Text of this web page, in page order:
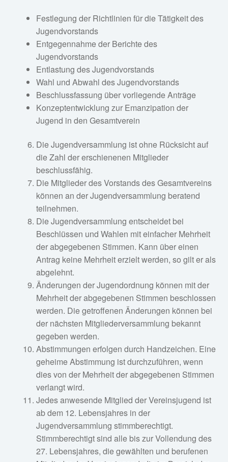
Festlegung der Richtlinien für die Tätigkeit des
Jugendvorstands
Entgegennahme der Berichte des
Jugendvorstands
Entlastung des Jugendvorstands
Wahl und Abwahl des Jugendvorstands
Beschlussfassung über vorliegende Anträge
Konzeptentwicklung zur Emanzipation der
Jugend in den Gesamtverein
Die Jugendversammlung ist ohne Rücksicht auf
die Zahl der erschienenen Mitglieder
beschlussfähig.
Die Mitglieder des Vorstands des Gesamtvereins
können an der Jugendversammlung beratend
teilnehmen.
Die Jugendversammlung entscheidet bei
Beschlüssen und Wahlen mit einfacher Mehrheit
der abgegebenen Stimmen. Kann über einen
Antrag keine Mehrheit erzielt werden, so gilt er als
abgelehnt.
Änderungen der Jugendordnung können mit der
Mehrheit der abgegebenen Stimmen beschlossen
werden. Die getroffenen Änderungen können bei
der nächsten Mitgliederversammlung bekannt
gegeben werden.
Abstimmungen erfolgen durch Handzeichen. Eine
geheime Abstimmung ist durchzuführen, wenn
dies von der Mehrheit der abgegebenen Stimmen
verlangt wird.
Jedes anwesende Mitglied der Vereinsjugend ist
ab dem 12. Lebensjahres in der
Jugendversammlung stimmberechtigt.
Stimmberechtigt sind alle bis zur Vollendung des
27. Lebensjahres, die gewählten und berufenen